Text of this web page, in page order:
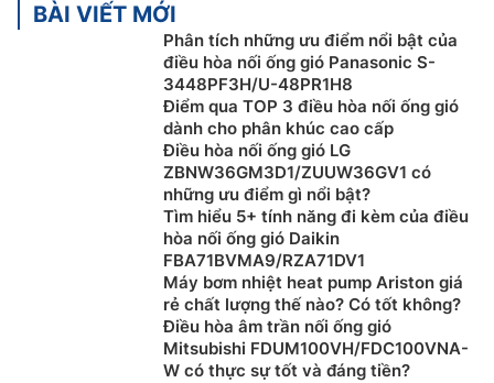
BÀI VIẾT MỚI
Phân tích những ưu điểm nổi bật của
điều hòa nối ống gió Panasonic S-
3448PF3H/U-48PR1H8
Điểm qua TOP 3 điều hòa nối ống gió
dành cho phân khúc cao cấp
Điều hòa nối ống gió LG
ZBNW36GM3D1/ZUUW36GV1 có
những ưu điểm gì nổi bật?
Tìm hiểu 5+ tính năng đi kèm của điều
hòa nối ống gió Daikin
FBA71BVMA9/RZA71DV1
Máy bơm nhiệt heat pump Ariston giá
rẻ chất lượng thế nào? Có tốt không?
Điều hòa âm trần nối ống gió
Mitsubishi FDUM100VH/FDC100VNA-
W có thực sự tốt và đáng tiền?